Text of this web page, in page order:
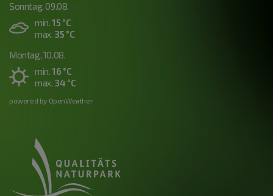
Sonntag, 09.08.
min.15 °C
max. 35 °C
Montag, 10.08.
min.16 °C
max. 34 °C
powered by OpenWeather